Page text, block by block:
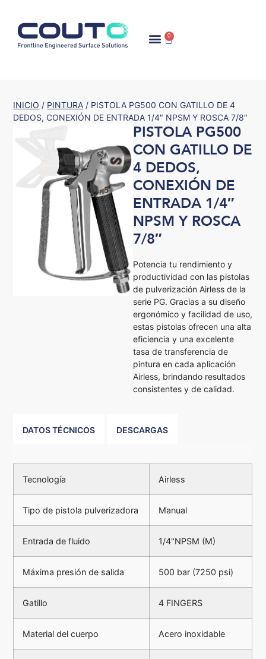
0
INICIO / PINTURA / PISTOLA PG500 CON GATILLO DE 4
DEDOS, CONEXIÓN DE ENTRADA 1/4″ NPSM Y ROSCA 7/8″
PISTOLA PG500
CON GATILLO DE
4 DEDOS,
CONEXIÓN DE
ENTRADA 1/4″
NPSM Y ROSCA
7/8″
Potencia tu rendimiento y
productividad con las pistolas
de pulverización Airless de la
serie PG. Gracias a su diseño
ergonómico y facilidad de uso,
estas pistolas ofrecen una alta
eficiencia y una excelente
tasa de transferencia de
pintura en cada aplicación
Airless, brindando resultados
consistentes y de calidad.
DATOS TÉCNICOS DESCARGAS
Tecnología Airless
Tipo de pistola pulverizadora Manual
Entrada de fluido 1/4"NPSM (M)
Máxima presión de salida 500 bar (7250 psi)
Gatillo 4 FINGERS
Material del cuerpo Acero inoxidable